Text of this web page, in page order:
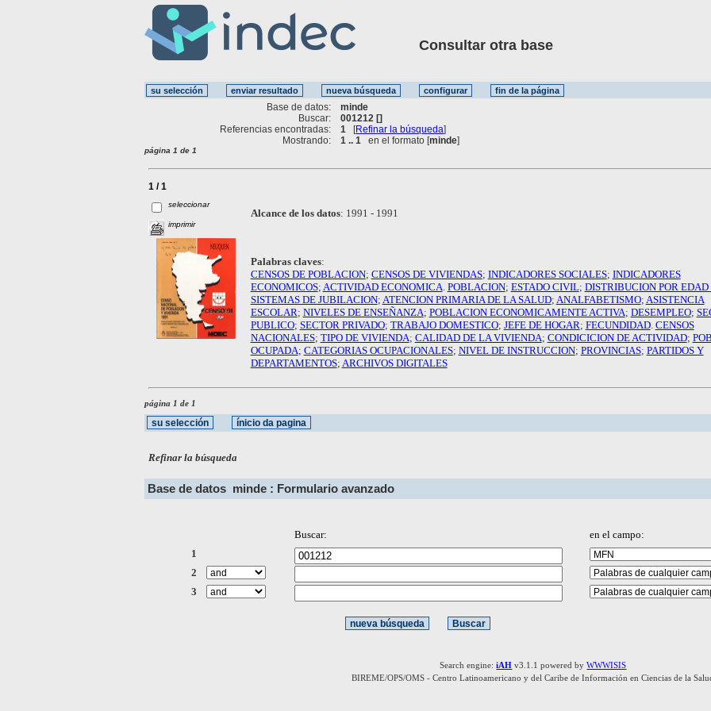
Consultar otra base
Base de datos:
minde
Buscar:
001212 []
Referencias encontradas:
1 [Refinar la búsqueda]
Mostrando:
1 .. 1 en el formato [minde]
página 1 de 1
1 / 1
seleccionar
imprimir
Alcance de los datos: 1991 - 1991
Palabras claves:
CENSOS DE POBLACION; CENSOS DE VIVIENDAS; INDICADORES SOCIALES; INDICADORES
ECONOMICOS; ACTIVIDAD ECONOMICA POBLACION; ESTADO CIVIL; DISTRIBUCION POR EDAD
SISTEMAS DE JUBILACION; ATENCION PRIMARIA DE LA SALUD; ANALFABETISMO; ASISTENCIA
ESCOLAR; NIVELES DE ENSEÑANZA; POBLACION ECONOMICAMENTE ACTIVA; DESEMPLEO;
PUBLICO; SECTOR PRIVADO; TRABAJO DOMESTICO; JEFE DE HOGAR; FECUNDIDAD. CENSOS
NACIONALES; TIPO DE VIVIENDA; CALIDAD DE LA VIVIENDA; CONDICICION DE ACTIVIDAD;
OCUPADA; CATEGORIAS OCUPACIONALES; NIVEL DE INSTRUCCION; PROVINCIAS; PARTIDOS Y
DEPARTAMENTOS; ARCHIVOS DIGITALES
página 1 de 1
Refinar la búsqueda
Base de datos minde : Formulario avanzado
Buscar:
en el campo:
1
2
3
Search engine:iAH v3.1.1 powered byWWWISIS
BIREME/OPS/OMS - Centro Latinoamericano y del Caribe de Información en Ciencias de la